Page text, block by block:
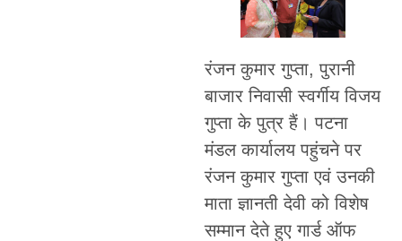
रंजन कुमार गुप्ता, पुरानी
बाजार निवासी स्वर्गीय विजय
गुप्ता के पुत्र हैं। पटना
मंडल कार्यालय पहुंचने पर
रंजन कुमार गुप्ता एवं उनकी
माता ज्ञानती देवी को विशेष
सम्मान देते हुए गार्ड ऑफ